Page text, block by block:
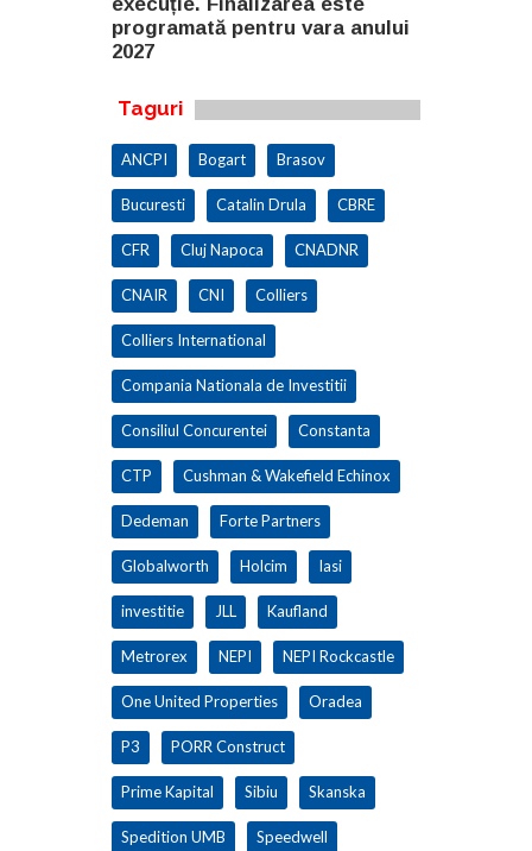
programată pentru vara anului
2027
Taguri
ANCPI Bogart Brasov
Bucuresti Catalin Drula CBRE
CFR Cluj Napoca CNADNR
CNAIR CNI Colliers
Colliers International
Compania Nationala de Investitii
Consiliul Concurentei Constanta
CTP Cushman & Wakefield Echinox
Dedeman Forte Partners
Globalworth Holcim Iasi
investitie JLL Kaufland
Metrorex NEPI NEPI Rockcastle
One United Properties Oradea
P3 PORR Construct
Prime Kapital Sibiu Skanska
Spedition UMB Speedwell